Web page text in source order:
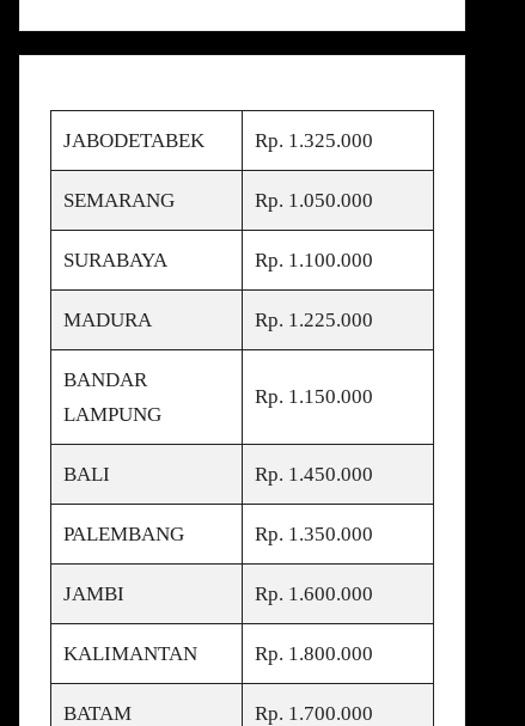
JABODETABEK Rp. 1.325.000
SEMARANG Rp. 1.050.000
SURABAYA Rp. 1.100.000
MADURA Rp. 1.225.000
BANDAR
LAMPUNG
Rp. 1.150.000
BALI Rp. 1.450.000
PALEMBANG Rp. 1.350.000
JAMBI Rp. 1.600.000
KALIMANTAN Rp. 1.800.000
BATAM Rp. 1.700.000